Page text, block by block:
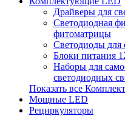
Драйверы для
Светодиодная
фитоматрицы
Светодиоды для
Блоки питания
Наборы для
светодиодных
Показать все
Мощные LED
Рециркуляторы